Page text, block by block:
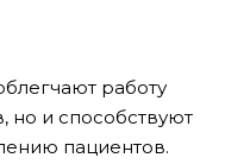
работу
но и способствуют
пациентов.